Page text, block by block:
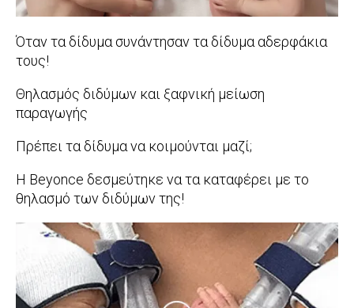
Όταν τα δίδυμα συνάντησαν τα δίδυμα αδερφάκια
τους!
01-
Θηλασμός διδύμων και ξαφνική μείωση
παραγωγής
10-
06
Πρέπει τα δίδυμα να κοιμούνται μαζί;
08-
Η Beyonce δεσμεύτηκε να τα καταφέρει με το
θηλασμό των διδύμων της!
2017-